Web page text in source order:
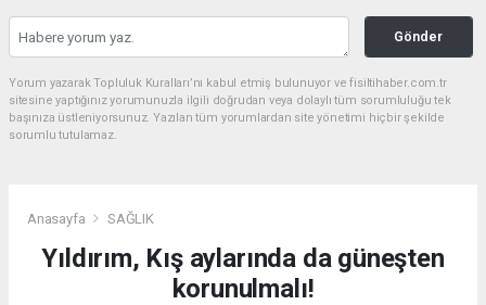
Gönder
Yorum yazarak Topluluk Kuralları’nı kabul etmiş bulunuyor ve fisiltihaber.com.tr
sitesine yaptığınız yorumunuzla ilgili doğrudan veya dolaylı tüm sorumluluğu tek
başınıza üstleniyorsunuz. Yazılan tüm yorumlardan site yönetimi hiçbir şekilde
sorumlu tutulamaz.
Anasayfa SAĞLIK
Yıldırım, Kış aylarında da güneşten
korunulmalı!